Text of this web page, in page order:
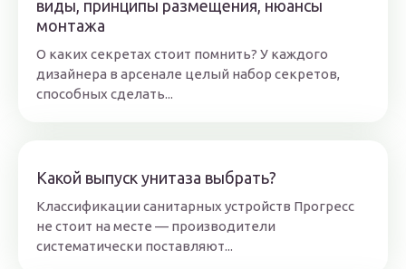
виды, принципы размещения, нюансы
монтажа
О каких секретах стоит помнить? У каждого
дизайнера в арсенале целый набор секретов,
способных сделать...
Какой выпуск унитаза выбрать?
Классификации санитарных устройств Прогресс
не стоит на месте — производители
систематически поставляют...